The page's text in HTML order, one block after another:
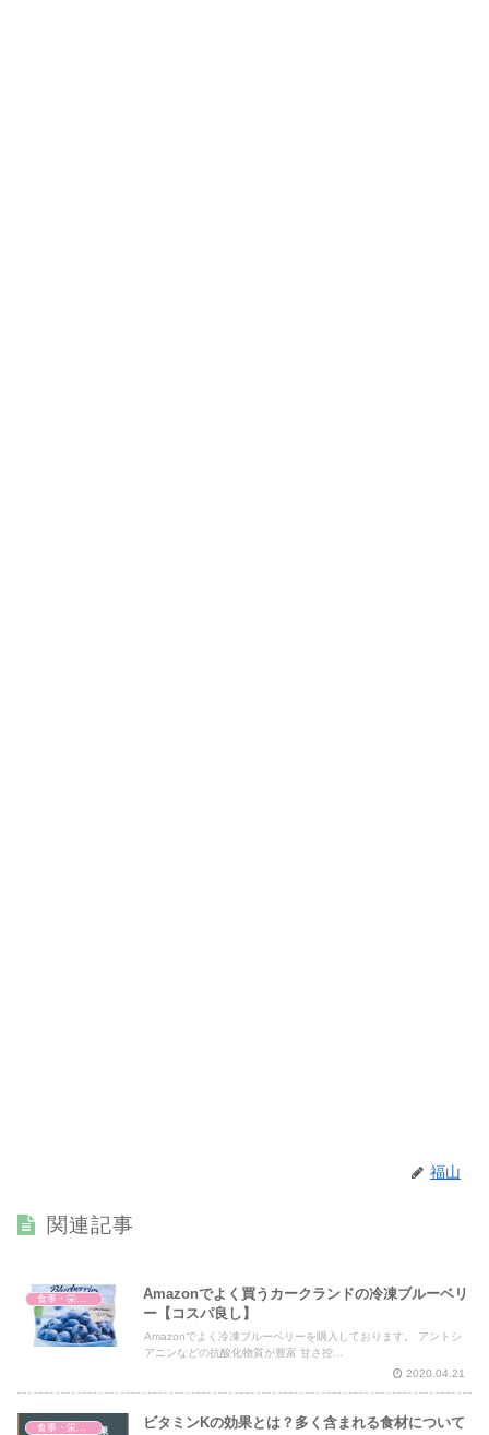
福山
関連記事
食事・栄養・サプリ
Amazonでよく買うカークランドの冷凍ブルーベリ
ー【コスパ良し】
Amazonでよく冷凍ブルーベリーを購入しております。 アントシ
アニンなどの抗酸化物質が豊富 甘さ控...
2020.04.21
食事・栄養・サプリ ビタミンKの効果とは？多く含まれる食材について